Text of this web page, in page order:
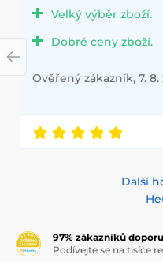
Velký výběr zboží.
Dobré ceny zboží.
Ověřený zákazník, 7. 8.
Další
97% zákazníků
Podívejte se na tisíce